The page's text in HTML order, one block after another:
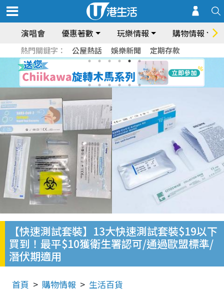
演唱會 優惠著數 玩樂情報 購物情報
熱門關鍵字： 公屋熱話 娛樂新聞 定期存款
【快速測試套裝】13大快速測試套裝$19以下
買到！最平$10獲衛生署認可/通過歐盟標準/
潛伏期適用
首頁 購物情報 生活百貨